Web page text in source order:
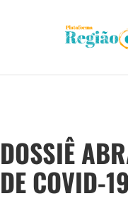
DOSSIÊ
DE COVID-19